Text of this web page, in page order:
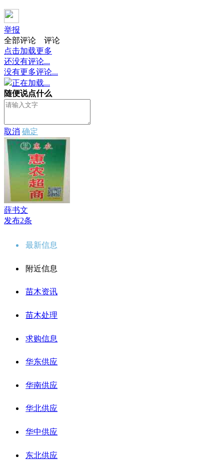
举报
全部评论
评论
点击加载更多
还没有评论...
没有更多评论...
正在加载...
随便说点什么
取消 确定
薛书文
发布2条
最新信息
附近信息
苗木资讯
苗木处理
求购信息
华东供应
华南供应
华北供应
华中供应
东北供应